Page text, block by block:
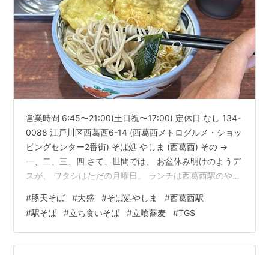
営業時間 6:45〜21:00(土日祝〜17:00) 定休日 なし 134-
0088 江戸川区西葛西6-14 (西葛西メトログルメ・ショッ
ピングセンター2番街) そば処 やしま (西葛西) その →
一、二、三、四 さて、世間では、 お盆休み明けのようデ
スが、 ワタシはただの月曜日。 ランチは西葛西駅のやし
場所に移動しております) “とり天そば”には、 ”冷し鶏天
おろし”そばがあるのに、 "豚天そば”はなぜか、 ”温そ
ば”のみで、 “冷そば”がありません。 大盛は150円なので
現マイルールOK。 豚天そば(630円)+大盛(150円)。…
#豚天そば #大盛 #そば処やしま #西葛西駅
#駅そば #立ち食いそば #立喰蕎麦 #TGS